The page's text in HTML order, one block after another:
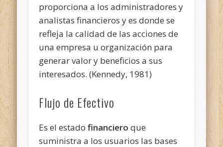
proporciona a los administradores y
analistas financieros y es donde se
refleja la calidad de las acciones de
una empresa u organización para
generar valor y beneficios a sus
interesados. (Kennedy, 1981)
Flujo de Efectivo
Es el estadofinanciero que
suministra a los usuarios las bases